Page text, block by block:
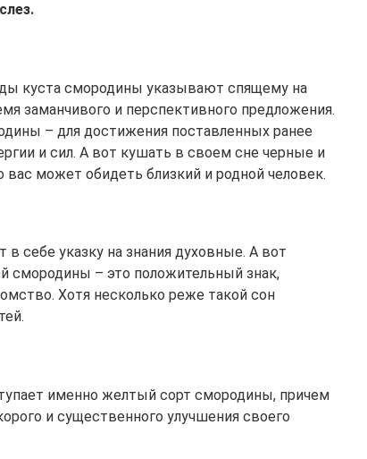
куста смородины указывают спящему на
заманчивого и перспективного предложения.
– для достижения поставленных ранее
и сил. А вот кушать в своем сне черные и
может обидеть близкий и родной человек.
в себе указку на знания духовные. А вот
смородины – это положительный знак,
Хотя несколько реже такой сон
именно желтый сорт смородины, причем
и существенного улучшения своего